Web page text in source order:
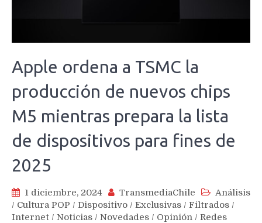
Apple ordena a TSMC la
producción de nuevos chips
M5 mientras prepara la lista
de dispositivos para fines de
2025
1 diciembre, 2024 TransmediaChile
Análisis
/ Cultura POP / Dispositivo / Exclusivas / Filtrados /
Internet / Noticias / Novedades / Opinión / Redes